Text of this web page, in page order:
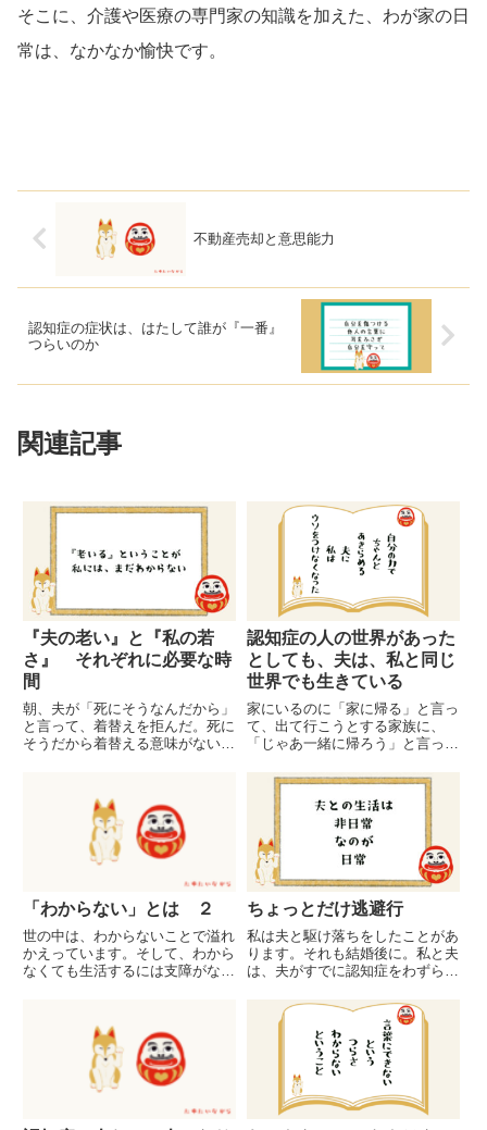
そこに、介護や医療の専門家の知識を加えた、わが家の日
常は、なかなか愉快です。
不動産売却と意思能力
認知症の症状は、はたして誰が『一番』
つらいのか
関連記事
『夫の老い』と『私の若
さ』 それぞれに必要な時
間
朝、夫が「死にそうなんだから」
と言って、着替えを拒んだ。死に
そうだから着替える意味がないの
くないのか、それは私にはわから
ない。死にそうだからなんなの
か、夫自信も、よくわかっていな
認知症の人の世界があった
としても、夫は、私と同じ
世界でも生きている
家にいるのに「家に帰る」と言っ
て、出て行こうとする家族に、
「じゃあ一緒に帰ろう」と言っ
らって、家に連れて帰る。認知症
の人の帰宅願望に対する、対応の
ひとつであり、夫の帰宅願望に対
する、私の対応でもありました。
夫は...
「わからない」とは ２
世の中は、わからないことで溢れ
かえっています。そして、わから
なくても生活するには支障がない
いといけないこと」「わかったほ
うがいいこと」「わからなくて
も、自分は困らないこと」「どん
ちょっとだけ逃避行
私は夫と駆け落ちをしたことがあ
ります。それも結婚後に。私と夫
は、夫がすでに認知症をわずらっ
ましたが、私の身内、夫の身内、
ともに誰にも反対されることなく
結婚に至っています。では、な
ぜ、結婚した夫婦が、駆け落ちを